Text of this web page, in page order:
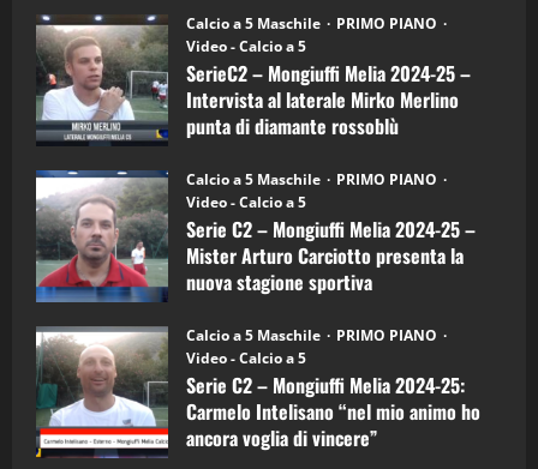
6)
–
Intervista
a
mister
Arturo
Carciotto
(Mongiuffi
Calcio a 5 Maschile
PRIMO PIANO
Video - Calcio a 5
SerieC2 – Mongiuffi Melia 2024-25 –
Intervista al laterale Mirko Merlino
punta di diamante rossoblù
Calcio a 5 Maschile
PRIMO PIANO
Video - Calcio a 5
Serie C2 – Mongiuffi Melia 2024-25 –
Mister Arturo Carciotto presenta la
nuova stagione sportiva
Calcio a 5 Maschile
PRIMO PIANO
Video - Calcio a 5
Serie C2 – Mongiuffi Melia 2024-25:
Carmelo Intelisano “nel mio animo ho
ancora voglia di vincere”
4
“SportEmpire” in Podcast: 27^ Puntata
(Martedi 14 Aprile 2026)
15/04/2026
5
“SportEmpire” in Podcast: 26^ Puntata
(Martedi 07 Aprile 2026)
08/04/2026
1
“SportEmpire” in Podcast: 30^ Puntata
(Martedi 05 Maggio 2026)
08/05/2026